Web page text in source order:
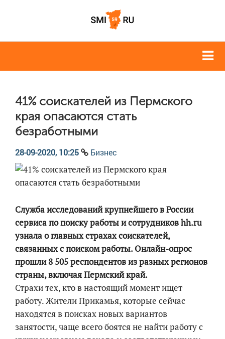
41% соискателей из Пермского
края опасаются стать
безработными
28-09-2020, 10:25 Бизнес
Служба исследований крупнейшего в России
сервиса по поиску работы и сотрудников hh.ru
узнала о главных страхах соискателей,
связанных с поиском работы. Онлайн-опрос
прошли 8 505 респондентов из разных регионов
страны, включая Пермский край.
Страхи тех, кто в настоящий момент ищет
работу. Жители Прикамья, которые сейчас
находятся в поисках новых вариантов
занятости, чаще всего боятся не найти работу с